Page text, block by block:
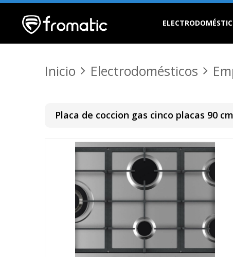
Inicio Electrodomésticos
Placa de coccion gas cinco placas 90 cm